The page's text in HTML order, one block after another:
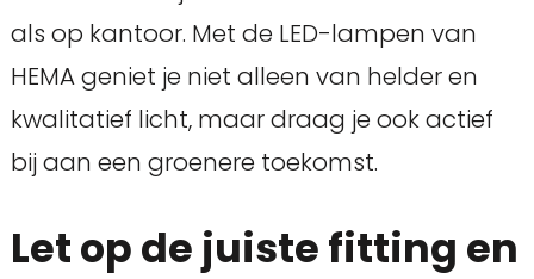
als op kantoor. Met de LED-lampen van
HEMA geniet je niet alleen van helder en
kwalitatief licht, maar draag je ook actief
bij aan een groenere toekomst.
Let op de juiste fitting en